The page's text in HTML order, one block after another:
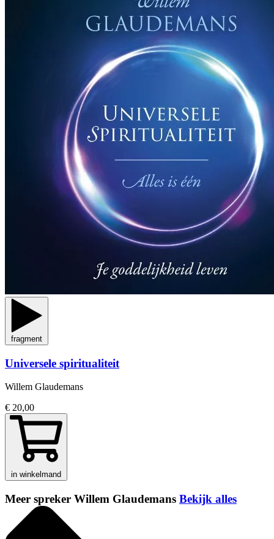
fragment
Universele spiritualiteit
Willem Glaudemans
€ 20,00
in winkelmand
Meer spreker Willem Glaudemans Bekijk alles